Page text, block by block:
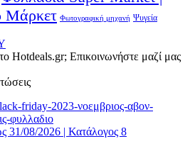
Μάρκετ Φωτογραφική μηχανή Ψυγεία
Hotdeals.gr; Επικοινωνήστε μαζί μας
31/08/2026 | Κατάλογος 8